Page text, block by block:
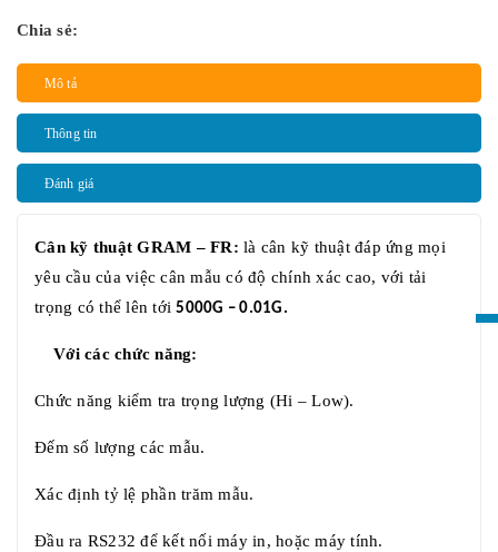
Chia sẻ:
Mô tả
Thông tin
Đánh giá
Cân kỹ thuật GRAM – FR: là cân kỹ thuật đáp ứng mọi
yêu cầu của việc cân mẫu có độ chính xác cao, với tải
trọng có thể lên tới5000G – 0.01G.
Với các chức năng:
Chức năng kiểm tra trọng lượng (Hi – Low).
Đếm số lượng các mẫu.
Xác định tỷ lệ phần trăm mẫu.
Đầu ra RS232 để kết nối máy in, hoặc máy tính.